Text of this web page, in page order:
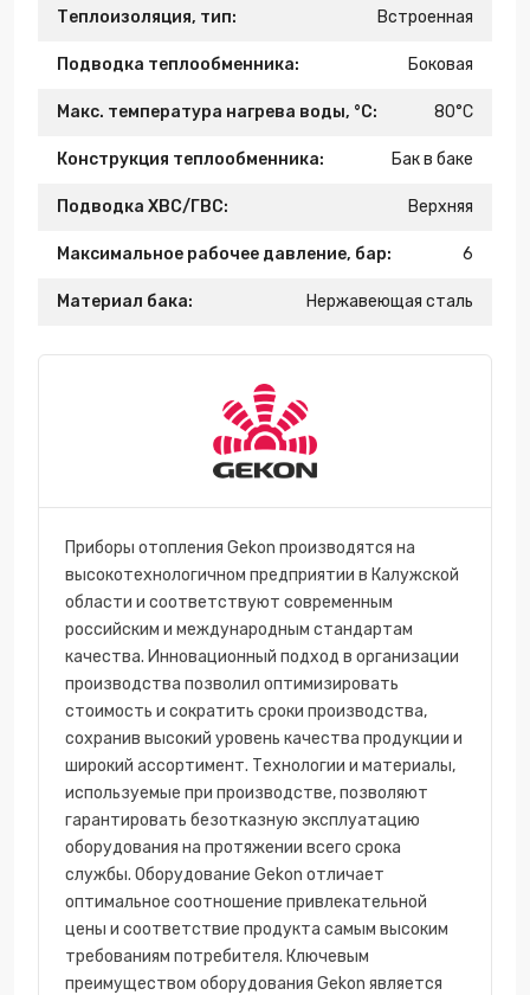
Теплоизоляция, тип: Встроенная
Подводка теплообменника: Боковая
Макс. температура нагрева воды, °С: 80°С
Конструкция теплообменника: Бак в баке
Подводка ХВС/ГВС: Верхняя
Максимальное рабочее давление, бар: 6
Материал бака: Нержавеющая сталь
Приборы отопления Gekon производятся на
высокотехнологичном предприятии в Калужской
области и соответствуют современным
российским и международным стандартам
качества. Инновационный подход в организации
производства позволил оптимизировать
стоимость и сократить сроки производства,
сохранив высокий уровень качества продукции и
широкий ассортимент. Технологии и материалы,
используемые при производстве, позволяют
гарантировать безотказную эксплуатацию
оборудования на протяжении всего срока
службы. Оборудование Gekon отличает
оптимальное соотношение привлекательной
цены и соответствие продукта самым высоким
требованиям потребителя. Ключевым
преимуществом оборудования Gekon является